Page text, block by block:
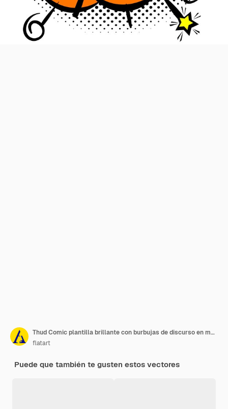
Thud Comic plantilla brillante con burbujas de discurso en marcos coloridos
flatart
Puede que también te gusten estos vectores